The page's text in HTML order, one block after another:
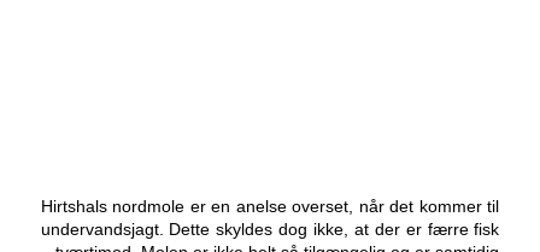
Hirtshals nordmole er en anelse overset, når det kommer til
undervandsjagt. Dette skyldes dog ikke, at der er færre fisk